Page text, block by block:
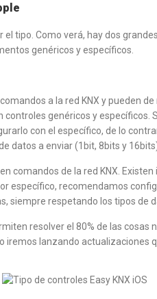
tipo. Como verá, hay dos
genéricos y específicos.
a la red KNX y pueden
genéricos y específicos.
con el específico, de lo
datos a enviar (1bit, 8bits y
comandos de la red KNX.
específico, recomendamos
siempre respetando los tipos de
resolver el 80% de las cosas
iremos lanzando actualizaciones